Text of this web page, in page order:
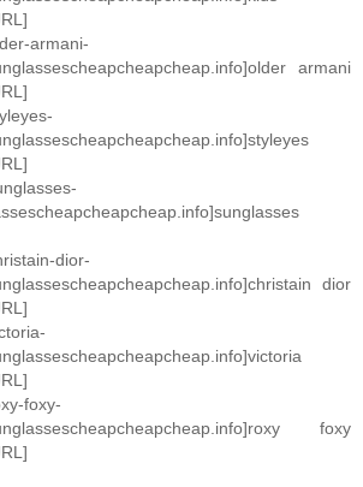
armani-
armani
dior-
dior
foxy-
foxy